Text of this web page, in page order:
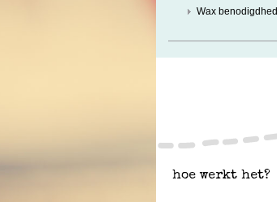
Wax
hoe werkt het?